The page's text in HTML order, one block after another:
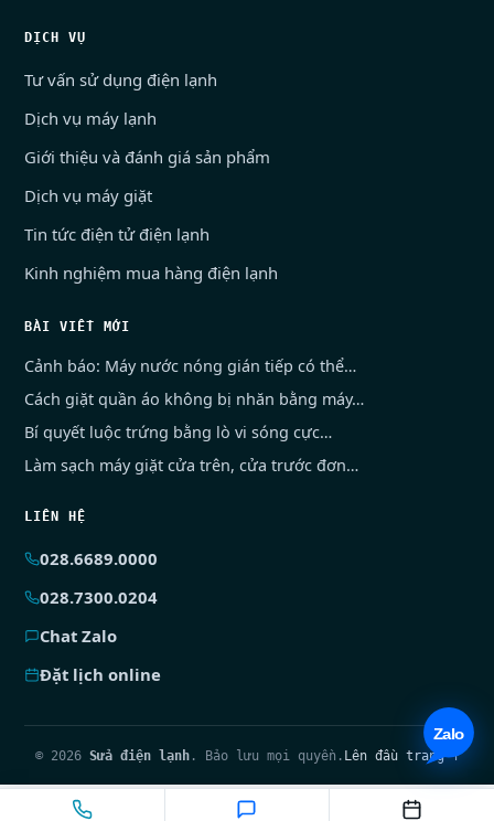
DỊCH VỤ
Tư vấn sử dụng điện lạnh
Dịch vụ máy lạnh
Giới thiệu và đánh giá sản phẩm
Dịch vụ máy giặt
Tin tức điện tử điện lạnh
Kinh nghiệm mua hàng điện lạnh
BÀI VIẾT MỚI
Cảnh báo: Máy nước nóng gián tiếp có thể…
Cách giặt quần áo không bị nhăn bằng máy…
Bí quyết luộc trứng bằng lò vi sóng cực…
Làm sạch máy giặt cửa trên, cửa trước đơn…
LIÊN HỆ
028.6689.0000
028.7300.0204
Chat Zalo
Đặt lịch online
© 2026 Sửa điện lạnh. Bảo lưu mọi quyền. Lên đầu trang ↑